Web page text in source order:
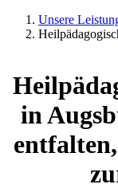
Unsere
in